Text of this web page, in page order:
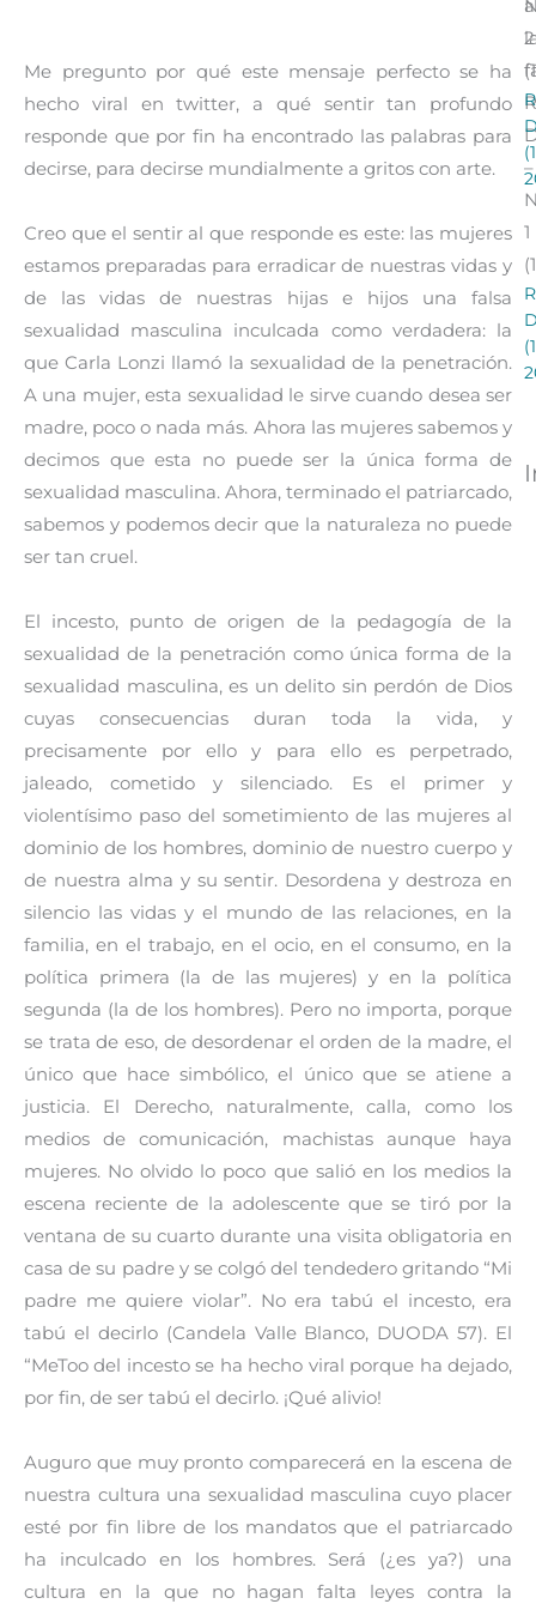
Me pregunto por qué este mensaje perfecto se ha
hecho viral en twitter, a qué sentir tan profundo
responde que por fin ha encontrado las palabras para
decirse, para decirse mundialmente a gritos con arte.
Creo que el sentir al que responde es este: las mujeres
estamos preparadas para erradicar de nuestras vidas y
de las vidas de nuestras hijas e hijos una falsa
sexualidad masculina inculcada como verdadera: la
que Carla Lonzi llamó la sexualidad de la penetración.
A una mujer, esta sexualidad le sirve cuando desea ser
madre, poco o nada más. Ahora las mujeres sabemos y
decimos que esta no puede ser la única forma de
sexualidad masculina. Ahora, terminado el patriarcado,
sabemos y podemos decir que la naturaleza no puede
ser tan cruel.
El incesto, punto de origen de la pedagogía de la
sexualidad de la penetración como única forma de la
sexualidad masculina, es un delito sin perdón de Dios
cuyas consecuencias duran toda la vida, y
precisamente por ello y para ello es perpetrado,
jaleado, cometido y silenciado. Es el primer y
violentísimo paso del sometimiento de las mujeres al
dominio de los hombres, dominio de nuestro cuerpo y
de nuestra alma y su sentir. Desordena y destroza en
silencio las vidas y el mundo de las relaciones, en la
familia, en el trabajo, en el ocio, en el consumo, en la
política primera (la de las mujeres) y en la política
segunda (la de los hombres). Pero no importa, porque
se trata de eso, de desordenar el orden de la madre, el
único que hace simbólico, el único que se atiene a
justicia. El Derecho, naturalmente, calla, como los
medios de comunicación, machistas aunque haya
mujeres. No olvido lo poco que salió en los medios la
escena reciente de la adolescente que se tiró por la
ventana de su cuarto durante una visita obligatoria en
casa de su padre y se colgó del tendedero gritando “Mi
padre me quiere violar”. No era tabú el incesto, era
tabú el decirlo (Candela Valle Blanco, DUODA 57). El
“MeToo del incesto se ha hecho viral porque ha dejado,
por fin, de ser tabú el decirlo. ¡Qué alivio!
Auguro que muy pronto comparecerá en la escena de
nuestra cultura una sexualidad masculina cuyo placer
esté por fin libre de los mandatos que el patriarcado
ha inculcado en los hombres. Será (¿es ya?) una
cultura en la que no hagan falta leyes contra la
a
–
1
2